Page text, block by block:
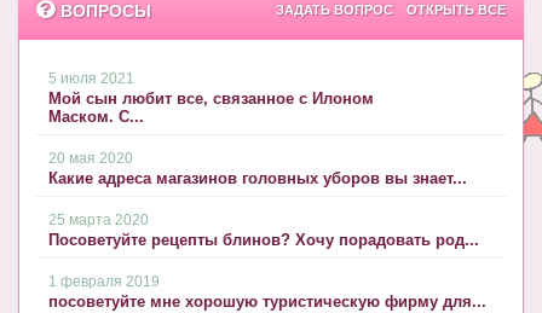
ВОПРОСЫ ОТКРЫТЬ ВСЕ
ЗАДАТЬ ВОПРОС
5 июля 2021
Мой сын любит все, связанное с Илоном
Маском. С...
20 мая 2020
Какие адреса магазинов головных уборов вы знает...
25 марта 2020
Посоветуйте рецепты блинов? Хочу порадовать род...
1 февраля 2019
посоветуйте мне хорошую туристическую фирму для...